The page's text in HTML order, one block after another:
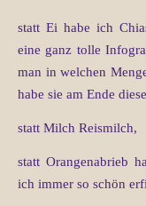
statt Ei habe ich
eine ganz tolle
man in welchen
habe sie am Ende
statt Milch Reismilch,
statt Orangenabrieb
ich immer so schön